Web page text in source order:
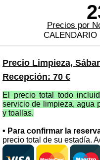
Precios por
CALENDARIO
Precio Limpieza,
Recepción: 70 €
El precio total todo
servicio de limpieza, agua
y toallas.
• Para confirmar la
precio total de su estadía.